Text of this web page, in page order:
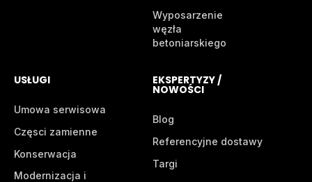
Wyposarzenie
węzła
betoniarskiego
USŁUGI
Umowa serwisowa
Częsci zamienne
Konserwacja
Modernizacja i
EKSPERTYZY /
NOWOŚCI
Blog
Referencyjne dostawy
Targi